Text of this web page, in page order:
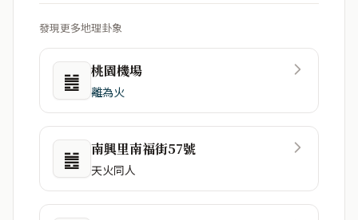
發現更多地理卦象
䷰ 桃園機場
離為火
䷰ 南興里南福街57號
天火同人